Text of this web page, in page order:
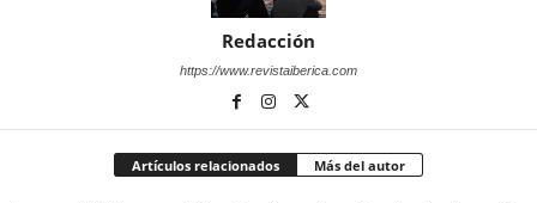
Redacción
https://www.revistaiberica.com
Artículos relacionados Más del autor